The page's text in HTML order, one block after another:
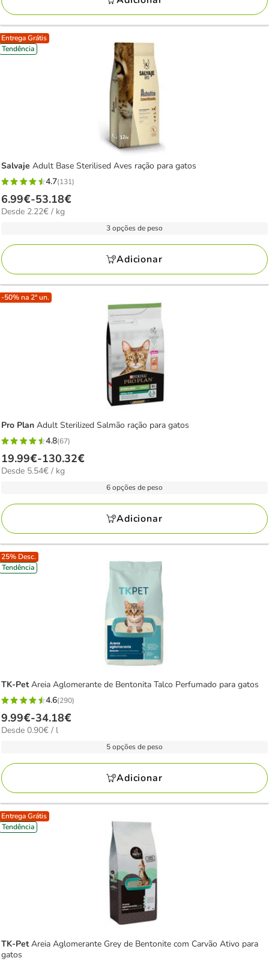
Entrega Grátis
Tendência
Salvaje Adult Base Sterilised Aves ração para gatos
4.7
estrelas
com
avaliações
4.7(131)
Preço
de
53.18€
6.99€-53.18€
2.22€
Desde 2.22€ / kg
3 opções de peso
Adicionar
-50% na 2ª un.
Pro Plan Adult Sterilized Salmão ração para gatos
4.8
estrelas
com
avaliações
4.8(67)
Preço
de
130.32€
19.99€-130.32€
5.54€
Desde 5.54€ / kg
6 opções de peso
Adicionar
25% Desc.
Tendência
TK-PetAreia Aglomerante de Bentonita Talco Perfumado para gatos
4.6
estrelas
com
avaliações
4.6(290)
Preço
de
34.18€
9.99€-34.18€
0.90€
Desde 0.90€ / l
5 opções de peso
Adicionar
Entrega Grátis
Tendência
TK-PetAreia Aglomerante Grey de Bentonite com Carvão Ativo para
gatos